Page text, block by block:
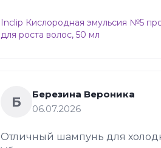
Inclip Кислородная эмульсия №5
для роста волос, 50 мл
Б
Березина Вероника
06.07.2026
Отличный шампунь для